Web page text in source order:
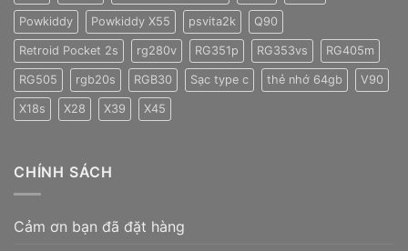
Powkiddy Powkiddy X55 psvita2k Q90
Retroid Pocket 2s rg280v RG351p RG353vs RG405m
RG505 rgb20s RGB30 Sạc type c thẻ nhớ 64gb V90
X18s X28 X39 X45
CHÍNH SÁCH
Cảm ơn bạn đã đặt hàng